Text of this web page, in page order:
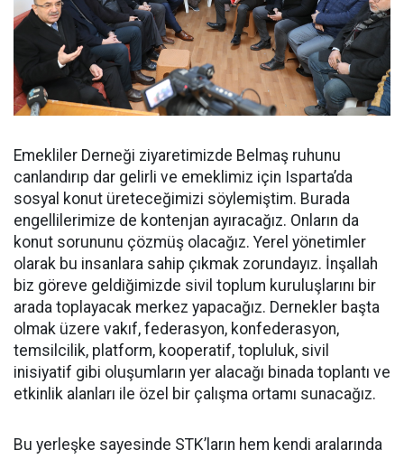
Emekliler Derneği ziyaretimizde Belmaş ruhunu
canlandırıp dar gelirli ve emeklimiz için Isparta’da
sosyal konut üreteceğimizi söylemiştim. Burada
engellilerimize de kontenjan ayıracağız. Onların da
konut sorununu çözmüş olacağız. Yerel yönetimler
olarak bu insanlara sahip çıkmak zorundayız. İnşallah
biz göreve geldiğimizde sivil toplum kuruluşlarını bir
arada toplayacak merkez yapacağız. Dernekler başta
olmak üzere vakıf, federasyon, konfederasyon,
temsilcilik, platform, kooperatif, topluluk, sivil
inisiyatif gibi oluşumların yer alacağı binada toplantı ve
etkinlik alanları ile özel bir çalışma ortamı sunacağız.
Bu yerleşke sayesinde STK’ların hem kendi aralarında